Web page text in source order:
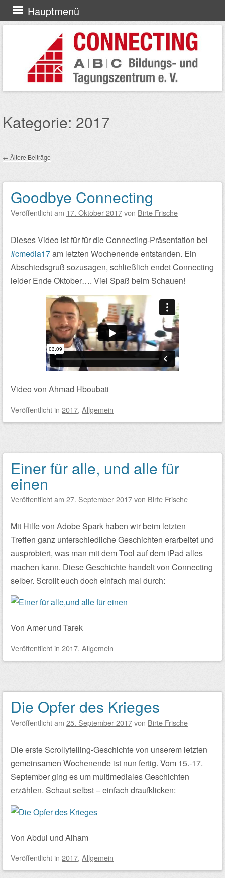
Hauptmenü
Zum
Inhalt
Kategorie: 2017
← Ältere Beiträge
Goodbye Connecting
Veröffentlicht am 17. Oktober 2017von Birte Frische
Dieses Video ist für für die Connecting-Präsentation bei
#cmedia17am letzten Wochenende entstanden. Ein
Abschiedsgruß sozusagen, schließlich endet Connecting
leider Ende Oktober…. Viel Spaß beim Schauen!
Video von Ahmad Hboubati
Veröffentlicht in 2017, Allgemein
Einer für alle, und alle für
einen
Veröffentlicht am 27. September 2017von Birte Frische
Mit Hilfe von Adobe Spark haben wir beim letzten
Treffen ganz unterschiedliche Geschichten erarbeitet und
ausprobiert, was man mit dem Tool auf dem iPad alles
machen kann. Diese Geschichte handelt von Connecting
selber. Scrollt euch doch einfach mal durch:
Von Amer und Tarek
Veröffentlicht in 2017, Allgemein
Die Opfer des Krieges
Veröffentlicht am 25. September 2017von Birte Frische
Die erste Scrollytelling-Geschichte von unserem letzten
gemeinsamen Wochenende ist nun fertig. Vom 15.-17.
September ging es um multimediales Geschichten
erzählen. Schaut selbst – einfach draufklicken:
Von Abdul und Aiham
Veröffentlicht in 2017, Allgemein